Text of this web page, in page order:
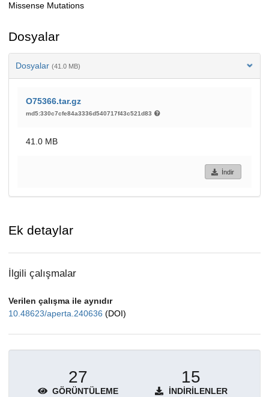
Missense Mutations
Dosyalar
Dosyalar (41.0 MB)
O75366.tar.gz
md5:330c7cfe84a3336d540717f43c521d83
41.0 MB
İndir
Ek detaylar
İlgili çalışmalar
Verilen çalışma ile aynıdır
10.48623/aperta.240636 (DOI)
27
GÖRÜNTÜLEME
15
İNDIRILENLER